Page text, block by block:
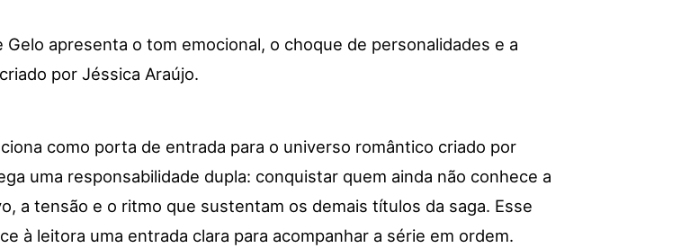
apresenta o tom emocional, o choque de personalidades e a
por Jéssica Araújo.
como porta de entrada para o universo romântico criado por
uma responsabilidade dupla: conquistar quem ainda não conhece a
a tensão e o ritmo que sustentam os demais títulos da saga. Esse
à leitora uma entrada clara para acompanhar a série em ordem.